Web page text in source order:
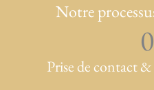
Notre
Prise de contact